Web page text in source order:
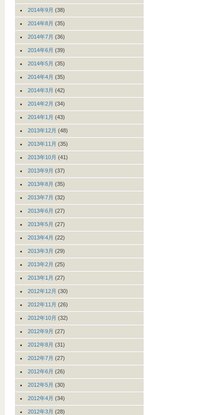
2014年9月 (38)
2014年8月 (35)
2014年7月 (36)
2014年6月 (39)
2014年5月 (35)
2014年4月 (35)
2014年3月 (42)
2014年2月 (34)
2014年1月 (43)
2013年12月 (48)
2013年11月 (35)
2013年10月 (41)
2013年9月 (37)
2013年8月 (35)
2013年7月 (32)
2013年6月 (27)
2013年5月 (27)
2013年4月 (22)
2013年3月 (29)
2013年2月 (25)
2013年1月 (27)
2012年12月 (30)
2012年11月 (26)
2012年10月 (32)
2012年9月 (27)
2012年8月 (31)
2012年7月 (27)
2012年6月 (26)
2012年5月 (30)
2012年4月 (34)
2012年3月 (28)